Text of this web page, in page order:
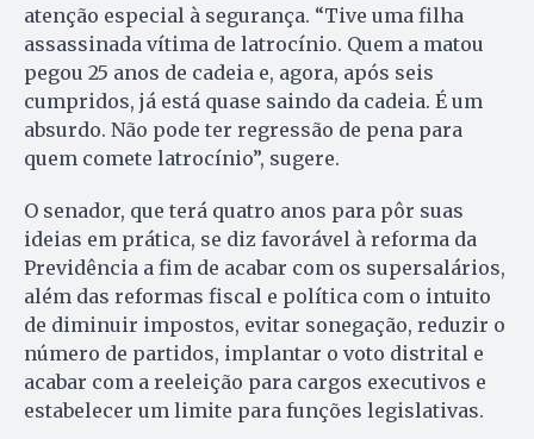
atenção especial à segurança. “Tive uma filha
assassinada vítima de latrocínio. Quem a matou
pegou 25 anos de cadeia e, agora, após seis
cumpridos, já está quase saindo da cadeia. É um
absurdo. Não pode ter regressão de pena para
quem comete latrocínio”, sugere.
O senador, que terá quatro anos para pôr suas
ideias em prática, se diz favorável à reforma da
Previdência a fim de acabar com os supersalários,
além das reformas fiscal e política com o intuito
de diminuir impostos, evitar sonegação, reduzir o
número de partidos, implantar o voto distrital e
acabar com a reeleição para cargos executivos e
estabelecer um limite para funções legislativas.